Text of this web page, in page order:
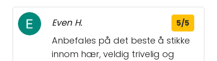
Even H. 5/5
Anbefales på det beste å stikke
innom hær, veldig trivelig og